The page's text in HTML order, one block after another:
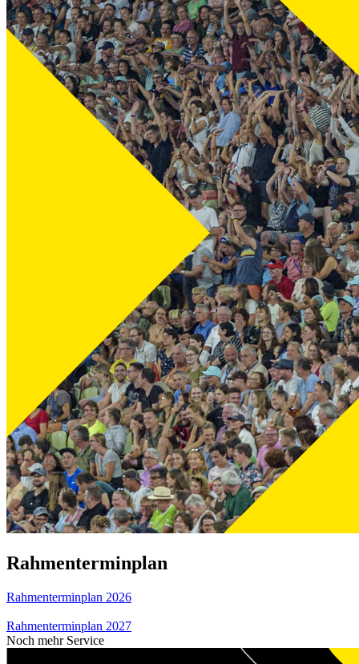
Rahmenterminplan
Rahmenterminplan 2026
Rahmenterminplan 2027
Noch mehr Service